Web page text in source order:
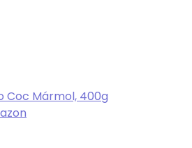
Coc Mármol, 400g